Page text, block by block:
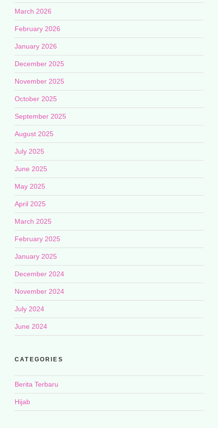
March 2026
February 2026
January 2026
December 2025
November 2025
October 2025
September 2025
August 2025
July 2025
June 2025
May 2025
April 2025
March 2025
February 2025
January 2025
December 2024
November 2024
July 2024
June 2024
CATEGORIES
Berita Terbaru
Hijab